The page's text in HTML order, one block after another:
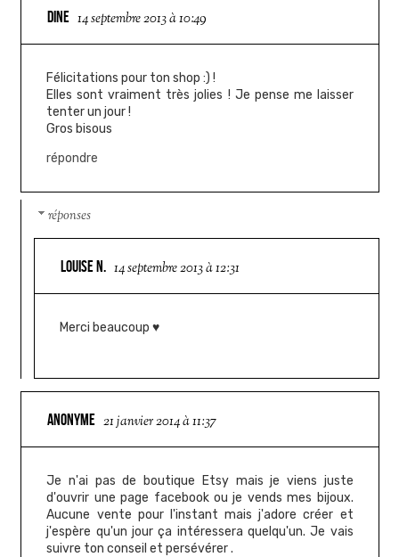
DINE 14 septembre 2013 à 10:49
Félicitations pour ton shop :) !
Elles sont vraiment très jolies ! Je pense me laisser
tenter un jour !
Gros bisous
répondre
réponses
LOUISE N. 14 septembre 2013 à 12:31
Merci beaucoup ♥
ANONYME 21 janvier 2014 à 11:37
Je n'ai pas de boutique Etsy mais je viens juste
d'ouvrir une page facebook ou je vends mes bijoux.
Aucune vente pour l'instant mais j'adore créer et
j'espère qu'un jour ça intéressera quelqu'un. Je vais
suivre ton conseil et persévérer .